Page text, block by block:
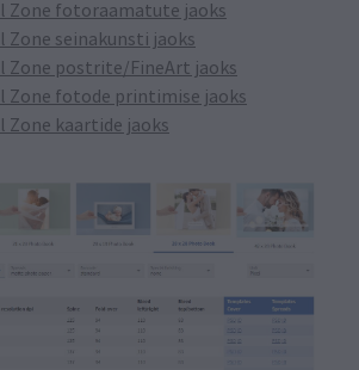
Zone fotoraamatute jaoks
Zone seinakunsti jaoks
Zone postrite/FineArt jaoks
Zone fotode printimise jaoks
Zone kaartide jaoks